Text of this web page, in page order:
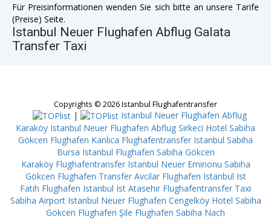
Für Preisinformationen wenden Sie sich bitte an unsere Tarife
(Preise) Seite.
Istanbul Neuer Flughafen Abflug Galata
Transfer Taxi
Copyrights © 2026 Istanbul Flughafentransfer
|
Istanbul Neuer Flughafen Abflug
Karaköy Istanbul Neuer Flughafen Abflug Sirkeci Hotel Sabiha
Gökcen Flughafen Kanlica Flughafentransfer Istanbul Sabiha
Bursa Istanbul Flughafen Sabiha Gökcen
Karaköy Flughafentransfer Istanbul Neuer Eminonu Sabiha
Gökcen Flughafen Transfer Avcilar Flughafen Istanbul Ist
Fatih Flughafen Istanbul Ist Atasehir Flughafentransfer Taxi
Sabiha Airport Istanbul Neuer Flughafen Cengelköy Hotel Sabiha
Gökcen Flughafen Şile Flughafen Sabiha Nach